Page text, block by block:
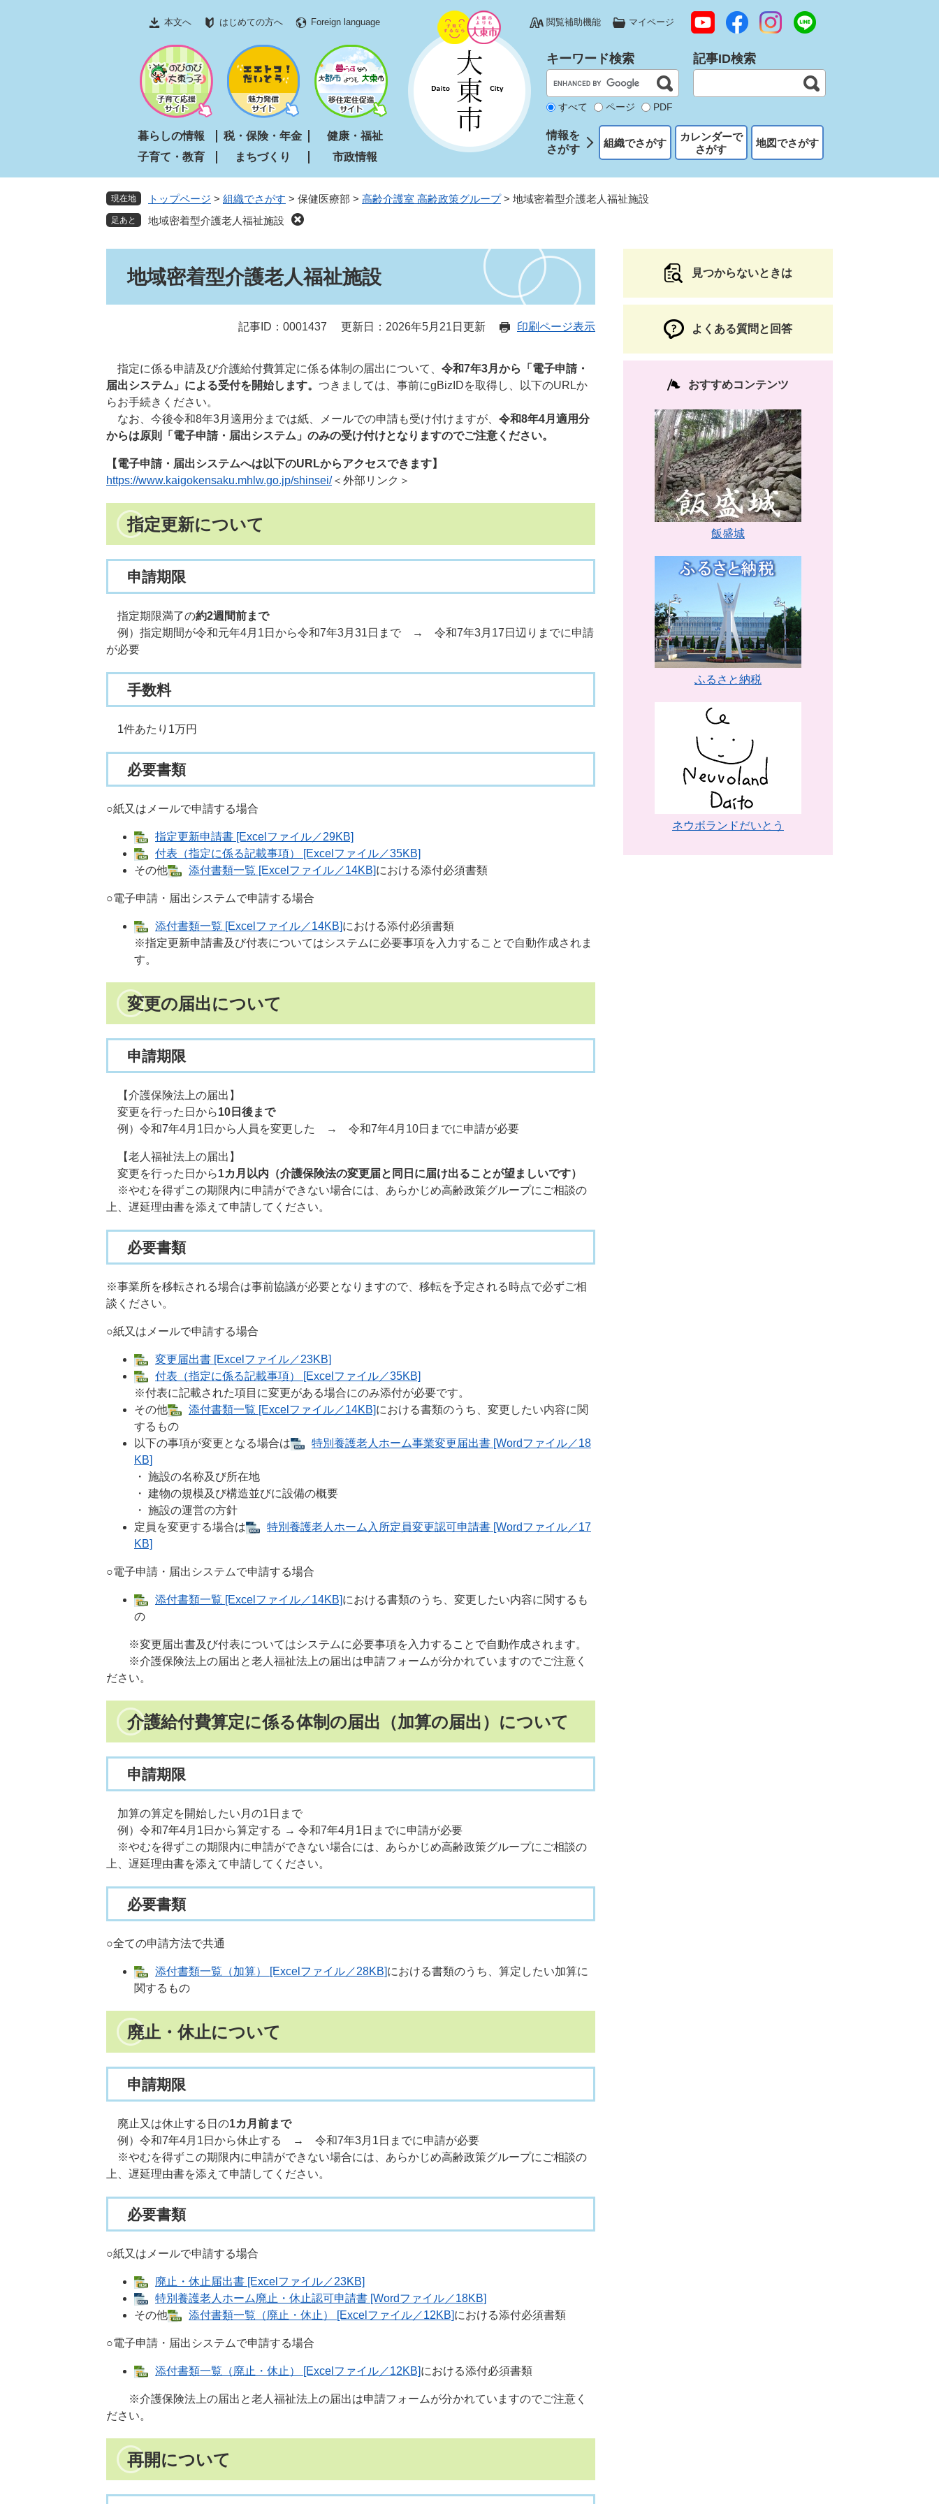
文
本文へ はじめての方へ Foreign language 閲覧補助機能 マイページ
暮らしの情報 税・保険・年金
健康・福祉
子育て・教育
まちづくり 市政情報
キーワード検索
すべて ページ PDF
記事ID検索
情報を
さがす
組織でさがす
カレンダーで
さがす
地図でさがす
現在地 トップページ > 組織でさがす > 保健医療部 > 高齢介護室 高齢政策グループ > 地域密着型介護老人福祉施設
地域密着型介護老人福祉施設
地域密着型介護老人福祉施設
記事ID：0001437 更新日：2026年5月21日更新 印刷ページ表示
指定に係る申請及び介護給付費算定に係る体制の届出について、 令和7年3月から「電子申請・
届出システム」による受付を開始します。 つきましては、事前にgBizIDを取得し、以下のURLか
らお手続きください。
なお、今後令和8年3月適用分までは紙、メールでの申請も受け付けますが、 令和8年4月適用分
からは原則「電子申請・届出システム」のみの受け付けとなりますのでご注意ください。
【電子申請・届出システムへは以下のURLからアクセスできます】
https://www.kaigokensaku.mhlw.go.jp/shinsei/＜外部リンク＞
指定更新について
申請期限
指定期限満了の約2週間前まで
例）指定期間が令和元年4月1日から令和7年3月31日まで → 令和7年3月17日辺りまでに申請
が必要
手数料
1件あたり1万円
必要書類
○紙又はメールで申請する場合
指定更新申請書 [Excelファイル／29KB]
付表（指定に係る記載事項） [Excelファイル／35KB]
その他
添付書類一覧 [Excelファイル／14KB]における添付必須書類
○電子申請・届出システムで申請する場合
添付書類一覧 [Excelファイル／14KB]における添付必須書類
※指定更新申請書及び付表についてはシステムに必要事項を入力することで自動作成されま
す。
変更の届出について
申請期限
【介護保険法上の届出】
変更を行った日から10日後まで
例）令和7年4月1日から人員を変更した → 令和7年4月10日までに申請が必要
【老人福祉法上の届出】
変更を行った日から1カ月以内（介護保険法の変更届と同日に届け出ることが望ましいです）
​ ※やむを得ずこの期限内に申請ができない場合には、あらかじめ高齢政策グループにご相談の
上、遅延理由書を添えて申請してください。
必要書類
※事業所を移転される場合は事前協議が必要となりますので、移転を予定される時点で必ずご相
談ください。
○紙又はメールで申請する場合
変更届出書 [Excelファイル／23KB]
付表（指定に係る記載事項） [Excelファイル／35KB]
※付表に記載された項目に変更がある場合にのみ添付が必要です。
その他
添付書類一覧 [Excelファイル／14KB]における書類のうち、変更したい内容に関
するもの
以下の事項が変更となる場合は
特別養護老人ホーム事業変更届出書 [Wordファイル／18
KB]
・ 施設の名称及び所在地
・ 建物の規模及び構造並びに設備の概要
・ 施設の運営の方針
定員を変更する場合は
特別養護老人ホーム入所定員変更認可申請書 [Wordファイル／17
KB]
○電子申請・届出システムで申請する場合
添付書類一覧 [Excelファイル／14KB]における書類のうち、変更したい内容に関するも
の
※変更届出書及び付表についてはシステムに必要事項を入力することで自動作成されます。​
※介護保険法上の届出と老人福祉法上の届出は申請フォームが分かれていますのでご注意く
ださい。
介護給付費算定に係る体制の届出（加算の届出）について
申請期限
加算の算定を開始したい月の1日まで
例）令和7年4月1日から算定する → 令和7年4月1日までに申請が必要
​ ※やむを得ずこの期限内に申請ができない場合には、あらかじめ高齢政策グループにご相談の
上、遅延理由書を添えて申請してください。
必要書類
○全ての申請方法で共通
添付書類一覧（加算） [Excelファイル／28KB]における書類のうち、算定したい加算に
関するもの​
廃止・休止について
申請期限
廃止又は休止する日の1カ月前まで
例）令和7年4月1日から休止する → 令和7年3月1日までに申請が必要
※やむを得ずこの期限内に申請ができない場合には、あらかじめ高齢政策グループにご相談の
上、遅延理由書を添えて申請してください。
必要書類
○紙又はメールで申請する場合
廃止・休止届出書 [Excelファイル／23KB]
特別養護老人ホーム廃止・休止認可申請書 [Wordファイル／18KB]
その他
添付書類一覧（廃止・休止） [Excelファイル／12KB]における添付必須書類
○電子申請・届出システムで申請する場合
添付書類一覧（廃止・休止） [Excelファイル／12KB]における添付必須書類
※介護保険法上の届出と老人福祉法上の届出は申請フォームが分かれていますのでご注意く
ださい。
再開について
見つからないときは
よくある質問と回答
おすすめコンテンツ
飯盛城
ふるさと納税
ネウボランドだいとう